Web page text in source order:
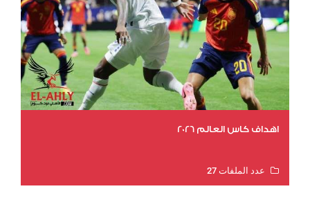
اهداف كاس العالم 2026
عدد الملفات 27